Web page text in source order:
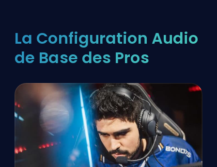
La Configuration Audio
de Base des Pros